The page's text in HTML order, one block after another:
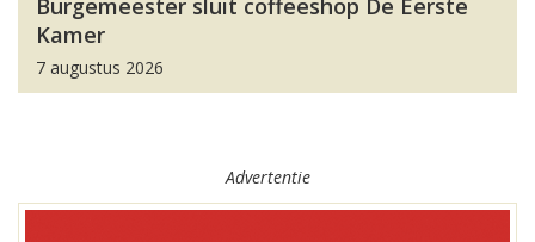
Burgemeester sluit coffeeshop De Eerste
Kamer
7 augustus 2026
Advertentie